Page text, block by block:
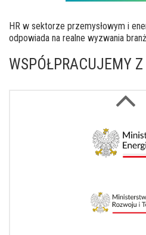
HR w sektorze przemysłowym i
odpowiada na realne wyzwania
WSPÓŁPRACUJEMY Z